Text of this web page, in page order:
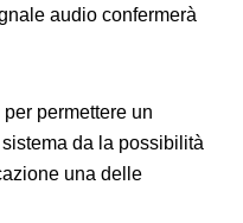
audio confermerà
permettere un
da la possibilità
una delle